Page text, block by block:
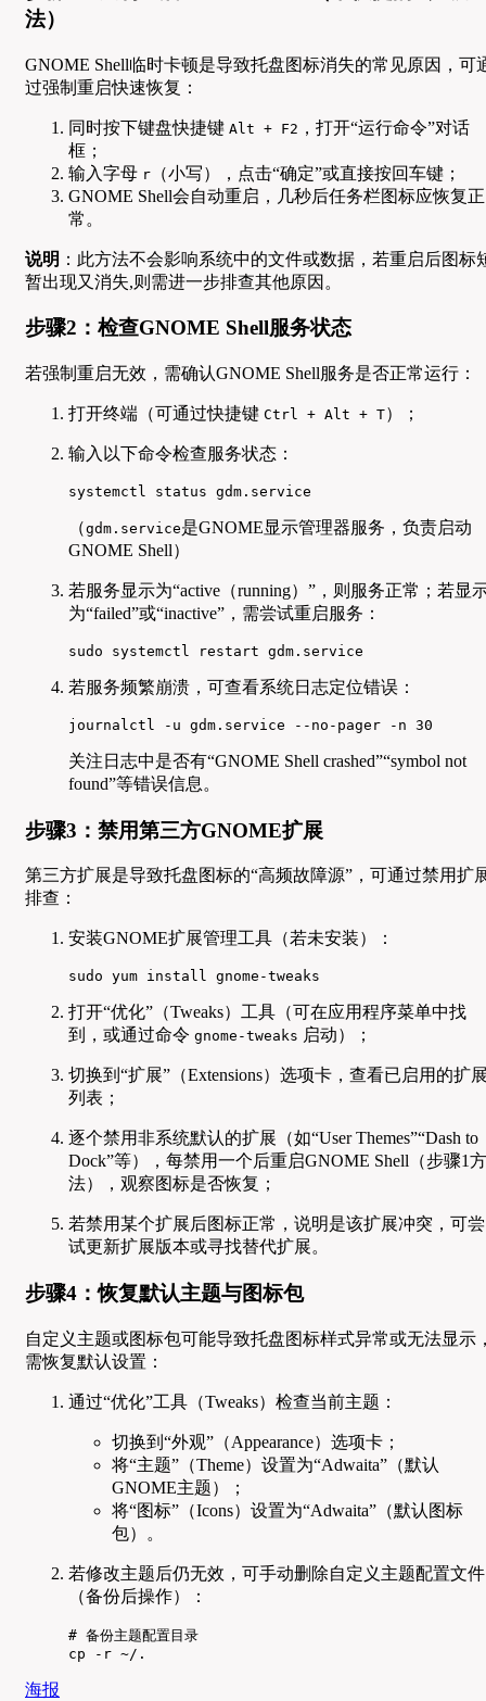
法）
GNOME Shell临时卡顿是导致托盘图标消失的常见原因，可
过强制重启快速恢复：
同时按下键盘快捷键 Alt + F2 ，打开“运行命令”对话
框；
输入字母 r （小写），点击“确定”或直接按回车键；
GNOME Shell会自动重启，几秒后任务栏图标应恢复正
常。
说明 ：此方法不会影响系统中的文件或数据，若重启后图标
暂出现又消失,则需进一步排查其他原因。
步骤2：检查GNOME Shell服务状态
若强制重启无效，需确认GNOME Shell服务是否正常运行：
打开终端（可通过快捷键 Ctrl + Alt + T）；
输入以下命令检查服务状态：
systemctl status gdm.service
（gdm.service是GNOME显示管理器服务，负责启动
GNOME Shell）
若服务显示为“active（running）”，则服务正常；若显
为“failed”或“inactive”，需尝试重启服务：
sudo systemctl restart gdm.service
若服务频繁崩溃，可查看系统日志定位错误：
journalctl -u gdm.service --no-pager -n 30
关注日志中是否有“GNOME Shell crashed”“symbol not
found”等错误信息。
步骤3：禁用第三方GNOME扩展
第三方扩展是导致托盘图标的“高频故障源”，可通过禁用扩
排查：
安装GNOME扩展管理工具（若未安装）：
sudo yum install gnome-tweaks
打开“优化”（Tweaks）工具（可在应用程序菜单中找
到，或通过命令 gnome-tweaks 启动）；
切换到“扩展”（Extensions）选项卡，查看已启用的扩
列表；
逐个禁用非系统默认的扩展（如“User Themes”“Dash to
Dock”等），每禁用一个后重启GNOME Shell（步骤1方
法），观察图标是否恢复；
若禁用某个扩展后图标正常，说明是该扩展冲突，可尝
试更新扩展版本或寻找替代扩展。
步骤4：恢复默认主题与图标包
自定义主题或图标包可能导致托盘图标样式异常或无法显示
需恢复默认设置：
通过“优化”工具（Tweaks）检查当前主题：
切换到“外观”（Appearance）选项卡；
将“主题”（Theme）设置为“Adwaita”（默认
GNOME主题）；
将“图标”（Icons）设置为“Adwaita”（默认图标
包）。
若修改主题后仍无效，可手动删除自定义主题配置文件
（备份后操作）：
# 备份主题配置目录
cp -r ~/.
海报